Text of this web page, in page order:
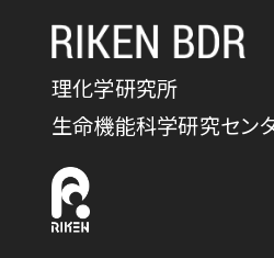
理化学研究所
生命機能科学研究セン